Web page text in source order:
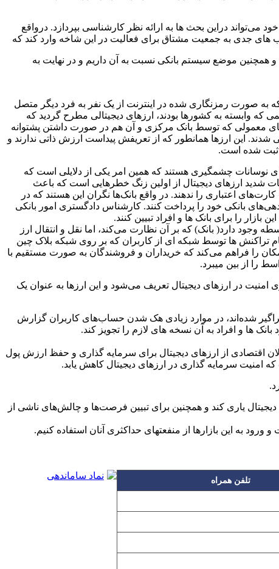
دراین بحث ها به ارائه نظر کارشناسی بپردازد. درواقع
های جدی به جمعیت مشتاق برای فعالیت در این شاخه وارد کند که
همچنین موضع سیستم بانکی نسبت به آن داریم و در نهایت به
به صورت رمزنگاری شده در اینترنت از یک نفر به فرد دیگر متصل
و ارزهای رسمی که وابسته به کشورها بودند، ارزهای دیجیتالی مطرح گردید که
معمولی که توسط بانک مرکزی و آن هم در صورت داشتن پشتوانه
این ارزها همانطور که از تعریفش پیداست ارزش ذاتی ندارند و
ثبت شده است.
نوسانات چشمگیری هستند که همین امر یکی از دلایلی است که
شدید ارزهای دیجیتال از اولین زنگ‌ خطرهایی است که باعث
اعتباری را ندهند. در واقع بانک‌ها نگران این هستند که در
بانکی خود را پرداخت کنند. کارشناس دادگستری امور بانکی
بازار را برای بانک ها و افراد تبیین کنند.
وجود دارد( بانک) که بر آن نظارت می‌کند، اما نقل و انتقال ارز
تراکنش ها توسط شبکه ای از کاربران که بر روی شبکه بلاک چین
را فراهم می‌کند که خریداران و فروشندگان به صورت مستقیم با
را از بین میبرد.
امنیت در ارزهای دیجیتال تعریف می‌شود و این ارزها به عنوان یک
شده‌‌اند، در موارد زیادی هک شدن حساب‌های کاربران گزارش
ها و افراد به آن نسخه های لازم را تجویز کند.
اقتصادی از ارزهای دیجیتال برای سرمایه گذاری و حفظ ارزش پول
امنیت سرمایه گذاری در ارز­های دیجیتال کاهش یابد.
یاری کند و همچنین برای تبیین فرصت‌ها و چالش‌های ناشی از
به این بازار­ها از منفعت­های حداکثری آنان استفاده کنیم.
تلفن همراه